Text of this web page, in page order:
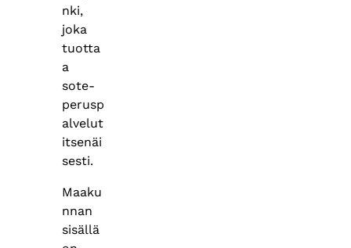
nki,
joka
tuotta
a
sote-
perusp
alvelut
itsenäi
sesti.
Maaku
nnan
sisällä